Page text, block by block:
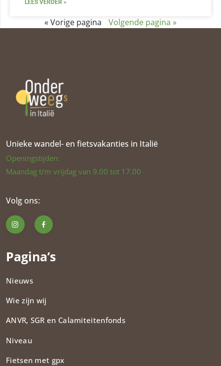
LEES VERDER »
« Vorige pagina Volgende pagina »
Unieke wandel- en fietsvakanties in Italië
Openingstijden:
Maandag t/m vrijdag van 9.00 tot 17.00
Volg ons:
Pagina’s
Nieuws
Wie zijn wij
ANVR, SGR en Calamiteitenfonds​
Niveau
Fietsen met gpx